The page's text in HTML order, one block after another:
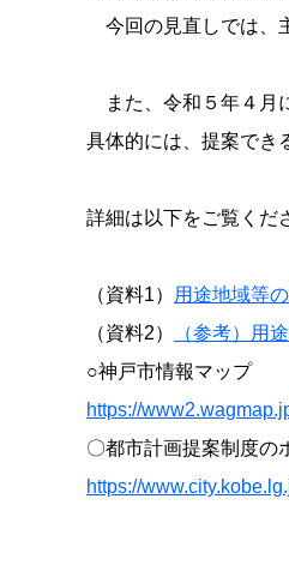
今回の見直しでは、
また、令和５年４月
具体的には、提案でき
詳細は以下をご覧くだ
（資料1） 用途地域等
（資料2）
（参考）用
○神戸市情報マップ
https://
〇都市計画提案制度の
https://